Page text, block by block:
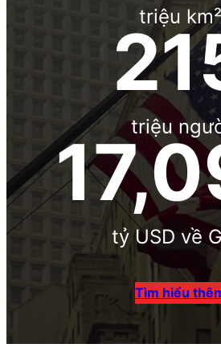
triệu km²
triệu
tỷ USD về
Tìm hiểu